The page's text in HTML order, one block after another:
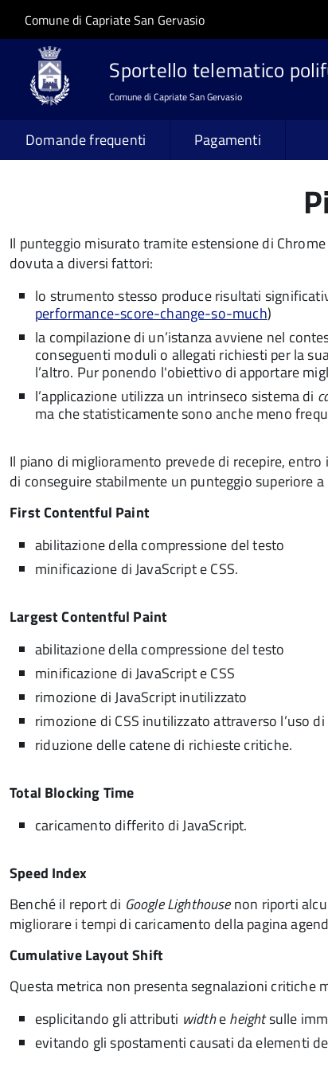
Salta al contenuto principale
Skip to site navigation
Comune di Capriate San Gervasio
Sportello telematico
Comune di Capriate San Gervasio
Domande frequenti Pagamenti
Il punteggio misurato tramite estensione di Chrome
dovuta a diversi fattori:
lo strumento stesso produce risultati
performance-score-change-so-much)
la compilazione di un’istanza avviene nel
conseguenti moduli o allegati richiesti per la
l’altro. Pur ponendo l'obiettivo di apportare
l’applicazione utilizza un intrinseco sistema di
ma che statisticamente sono anche meno
Il piano di miglioramento prevede di recepire,
di conseguire stabilmente un punteggio superiore
First Contentful Paint
abilitazione della compressione del testo
minificazione di JavaScript e CSS.
Largest Contentful Paint
abilitazione della compressione del testo
minificazione di JavaScript e CSS
rimozione di JavaScript inutilizzato
rimozione di CSS inutilizzato attraverso l’uso
riduzione delle catene di richieste critiche.
Total Blocking Time
caricamento differito di JavaScript.
Speed Index
Benché il report di Google Lighthousenon riporti
migliorare i tempi di caricamento della pagina
Cumulative Layout Shift
Questa metrica non presenta segnalazioni critiche
esplicitando gli attributi widtheheightsulle
evitando gli spostamenti causati da elementi